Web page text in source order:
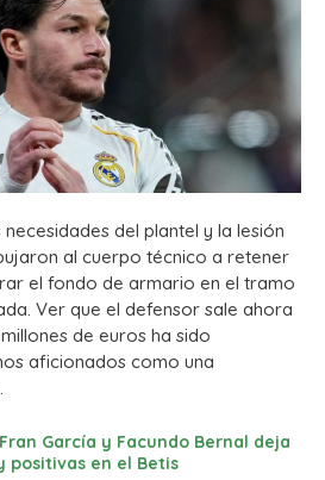
del plantel y la lesión
al cuerpo técnico a retener
el fondo de armario en el tramo
Ver que el defensor sale ahora
de euros ha sido
aficionados como una
García y Facundo Bernal deja
positivas en el Betis